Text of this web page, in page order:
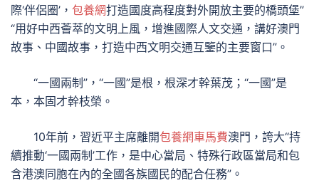
際‘伴侶圈’， 包養網打造國度高程度對外開放主要的橋頭堡”
“用好中西薈萃的文明上風，增進國際人文交通，講好澳門
故事、中國故事，打造中西文明交通互鑒的主要窗口”。
“一國兩制”，“一國”是根，根深才幹葉茂；“一國”是
本，本固才幹枝榮。
10年前，習近平主席離開包養網車馬費澳門，誇大“持
續推動‘一國兩制’工作，是中心當局、特殊行政區當局和包
含港澳同胞在內的全國各族國民的配合任務”。